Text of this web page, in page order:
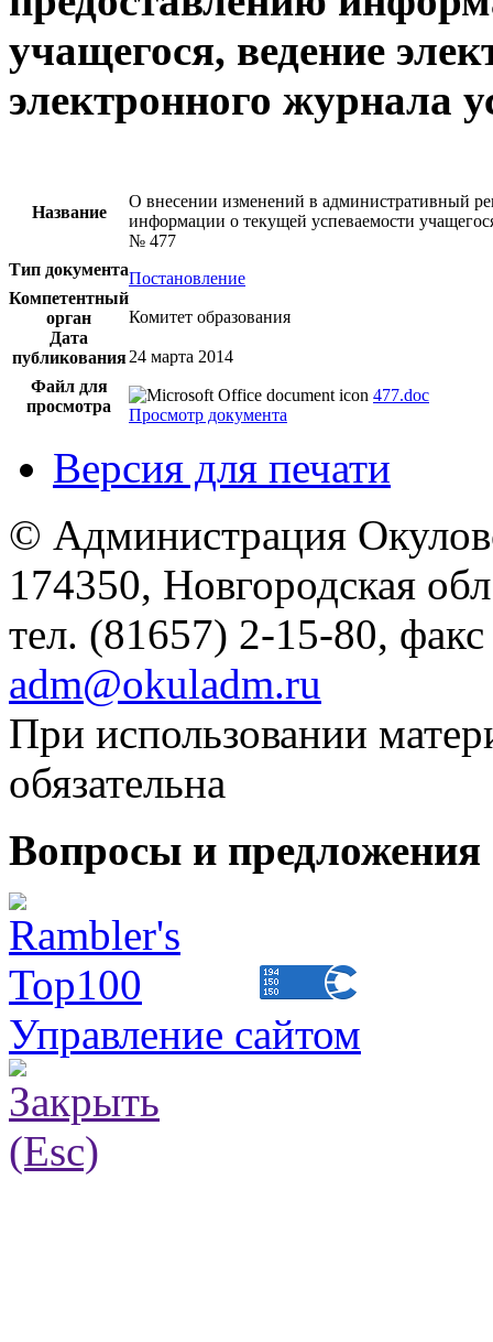
учащегося, ведение
электронного журнала
Название
О внесении изменений в административный
информации о текущей успеваемости
№ 477
Тип документаПостановление
Компетентный
орган
Комитет образования
Дата
публикования 24 марта 2014
Файл для
просмотра
477.doc
Просмотр документа
Версия для печати
© Администрация
174350, Новгородская
тел. (81657) 2-15-80,
adm@okuladm.ru
При использовании
обязательна
Вопросы и
Управление сайтом